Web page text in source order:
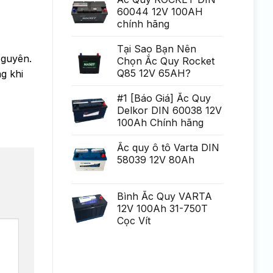
khi
Generare
Eminent
poate
fi
uria?
tiga
mult
mai
Chirurgie
mult
mai
pu?
60044 12V 100AH
chính hãng
Tại Sao Bạn Nên
Chọn Ắc Quy Rocket
Q85 12V 65AH?
#1 [Báo Giá] Ắc Quy
Delkor DIN 60038 12V
100Ah Chính hãng
Ắc quy ô tô Varta DIN
58039 12V 80Ah
Bình Ắc Quy VARTA
12V 100Ah 31-750T
Cọc Vít